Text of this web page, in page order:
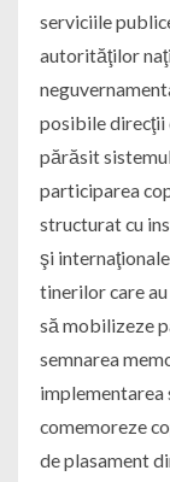
serviciile
autorităţilor
posibile direcţii
părăsit
participarea
structurat cu
şi
tinerilor care
să mobilizeze
semnarea
implementarea
comemoreze
de plasament